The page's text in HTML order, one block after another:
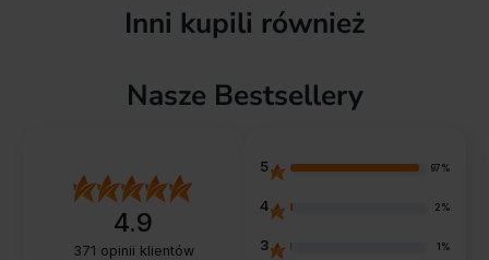
Inni kupili również
Nasze Bestsellery
4.9
371 opinii klientów
5 97%
4 2%
3 1%